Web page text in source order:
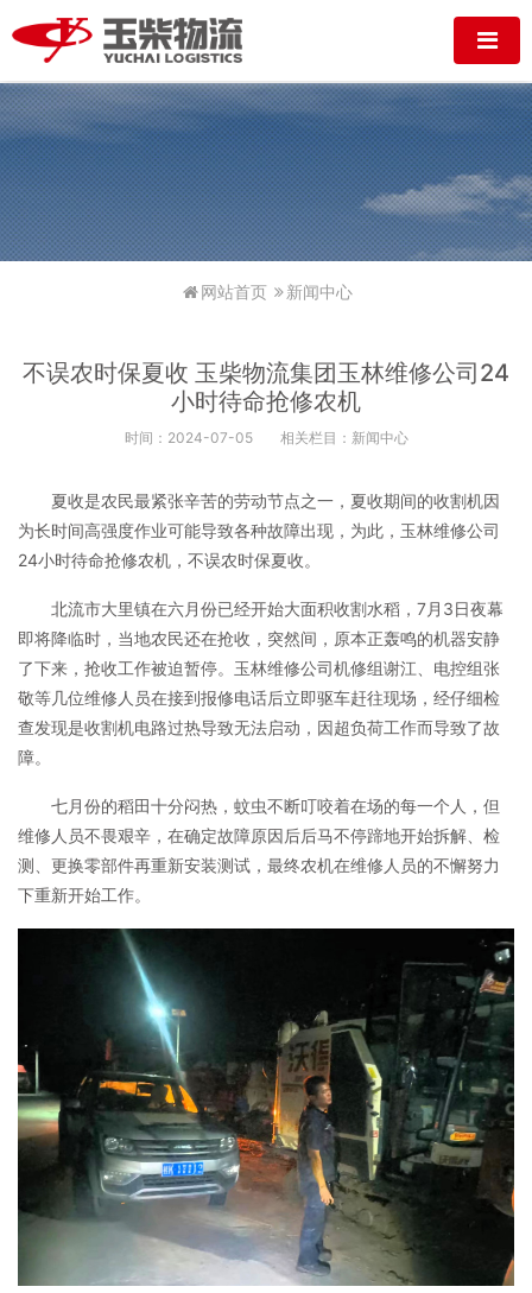
网站首页 新闻中心
不误农时保夏收 玉柴物流集团玉林维修公司24
小时待命抢修农机
时间：2024-07-05 相关栏目：新闻中心
夏收是农民最紧张辛苦的劳动节点之一，夏收期间的收割机因
为长时间高强度作业可能导致各种故障出现，为此，玉林维修公司
24小时待命抢修农机，不误农时保夏收。
北流市大里镇在六月份已经开始大面积收割水稻，7月3日夜幕
即将降临时，当地农民还在抢收，突然间，原本正轰鸣的机器安静
了下来，抢收工作被迫暂停。玉林维修公司机修组谢江、电控组张
敬等几位维修人员在接到报修电话后立即驱车赶往现场，经仔细检
查发现是收割机电路过热导致无法启动，因超负荷工作而导致了故
障。
七月份的稻田十分闷热，蚊虫不断叮咬着在场的每一个人，但
维修人员不畏艰辛，在确定故障原因后后马不停蹄地开始拆解、检
测、更换零部件再重新安装测试，最终农机在维修人员的不懈努力
下重新开始工作。